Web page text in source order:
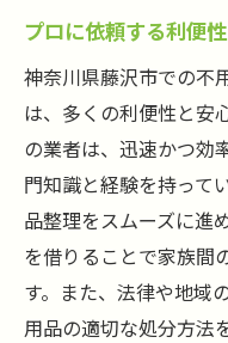
プロに依頼する利便
神奈川県藤沢市での不
は、多くの利便性と安
の業者は、迅速かつ効
門知識と経験を持って
品整理をスムーズに進
を借りることで家族間
す。また、法律や地域
用品の適切な処分方法